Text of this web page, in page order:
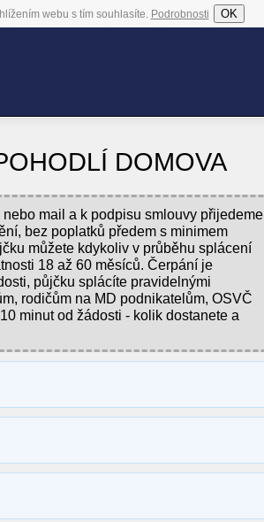
webu s tím souhlasíte. Podrobnosti OK
DOMOVA
mail a k podpisu smlouvy přijedeme
bez poplatků předem s minimem
můžete kdykoliv v průběhu splácení
18 až 60 měsíců. Čerpání je
půjčku splácíte pravidelnými
rodičům na MD podnikatelům, OSVČ
minut od žádosti - kolik dostanete a